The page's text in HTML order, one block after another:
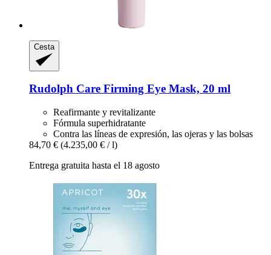
Cesta
Rudolph Care Firming Eye Mask, 20 ml
Reafirmante y revitalizante
Fórmula superhidratante
Contra las líneas de expresión, las ojeras y las bolsas
84,70 € (4.235,00 € / l)
Entrega gratuita hasta el 18 agosto